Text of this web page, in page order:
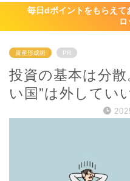
毎日dポイントをもらえて
ロ
資産形成術 PR
投資の基本は分
い国”は外してい